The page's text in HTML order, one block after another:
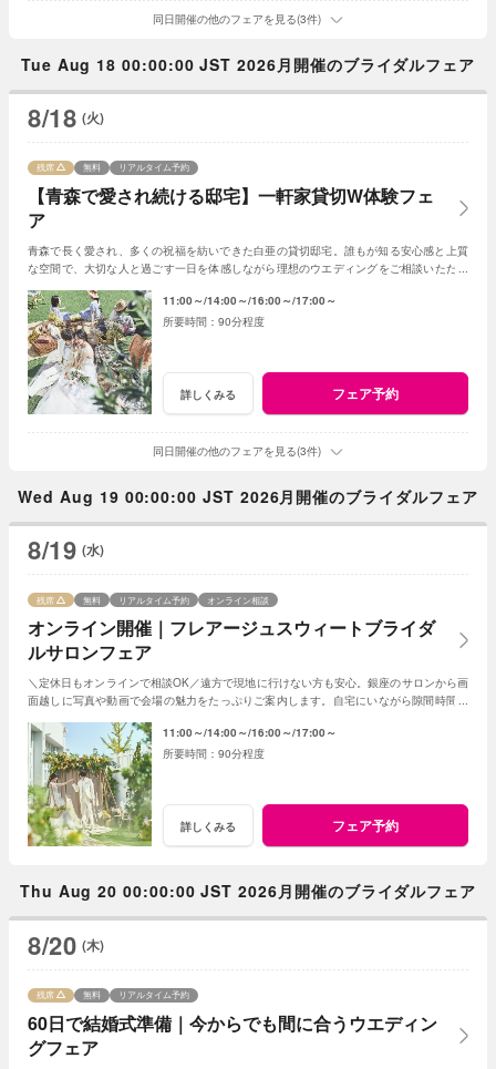
同日開催の他のフェアを見る(3件)
Tue Aug 18 00:00:00 JST 2026月開催のブライダルフェア
8/18 (火)
【青森で愛され続ける邸宅】一軒家貸切W体験フェ
ア
残席 無料 リアルタイム予約
青森で長く愛され、多くの祝福を紡いできた白亜の貸切邸宅。誰もが知る安心感と上質
な空間で、大切な人と過ごす一日を体感しながら理想のウエディングをご相談いただけ
11:00～ 14:00～ 16:00～ 17:00～
90分程度
詳しくみる フェア予約
同日開催の他のフェアを見る(3件)
Wed Aug 19 00:00:00 JST 2026月開催のブライダルフェア
8/19 (水)
オンライン開催｜フレアージュスウィートブライダ
ルサロンフェア
残席 無料 リアルタイム予約 オンライン相談
＼定休日もオンラインで相談OK／遠方で現地に行けない方も安心。銀座のサロンから画
面越しに写真や動画で会場の魅力をたっぷりご案内します。自宅にいながら隙間時間で
11:00～ 14:00～ 16:00～ 17:00～
90分程度
詳しくみる フェア予約
Thu Aug 20 00:00:00 JST 2026月開催のブライダルフェア
8/20 (木)
60日で結婚式準備｜今からでも間に合うウエディン
グフェア
残席 無料 リアルタイム予約